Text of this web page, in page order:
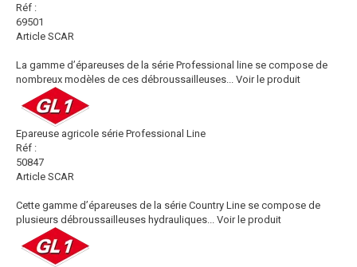
Réf :
69501
Article SCAR
La gamme d’épareuses de la série Professional line se compose de
nombreux modèles de ces débroussailleuses... Voir le produit
Epareuse agricole série Professional Line
Réf :
50847
Article SCAR
Cette gamme d’épareuses de la série Country Line se compose de
plusieurs débroussailleuses hydrauliques... Voir le produit